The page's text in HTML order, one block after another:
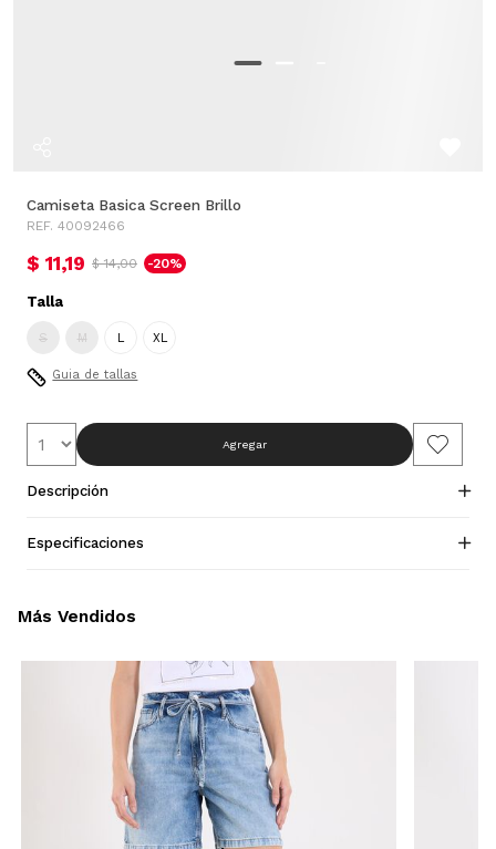
Camiseta Basica Screen Brillo
REF. 40092466
$ 11,19 $ 14,00 -20%
Talla
S M L XL
Guia de tallas
Agregar
Descripción
Especificaciones
Más Vendidos